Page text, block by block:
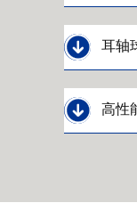
 耳轴
 高性